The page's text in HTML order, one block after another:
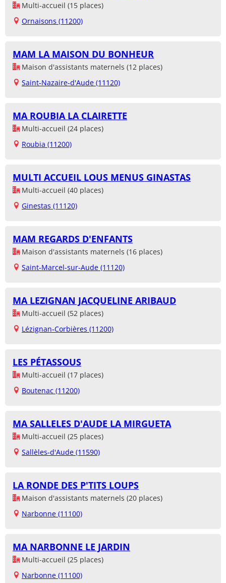
Multi-accueil (15 places)
Ornaisons (11200)
MAM LA MAISON DU BONHEUR
Maison d'assistants maternels (12 places)
Saint-Nazaire-d'Aude (11120)
MA ROUBIA LA CLAIRETTE
Multi-accueil (24 places)
Roubia (11200)
MULTI ACCUEIL LOUS MENUS GINASTAS
Multi-accueil (40 places)
Ginestas (11120)
MAM REGARDS D'ENFANTS
Maison d'assistants maternels (16 places)
Saint-Marcel-sur-Aude (11120)
MA LEZIGNAN JACQUELINE ARIBAUD
Multi-accueil (52 places)
Lézignan-Corbières (11200)
LES PÉTASSOUS
Multi-accueil (17 places)
Boutenac (11200)
MA SALLELES D'AUDE LA MIRGUETA
Multi-accueil (25 places)
Sallèles-d'Aude (11590)
LA RONDE DES P'TITS LOUPS
Maison d'assistants maternels (20 places)
Narbonne (11100)
MA NARBONNE LE JARDIN
Multi-accueil (25 places)
Narbonne (11100)